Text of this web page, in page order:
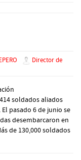
Director de
soldados aliados
pasado 6 de junio se
desembarcaron en
de 130,000 soldados